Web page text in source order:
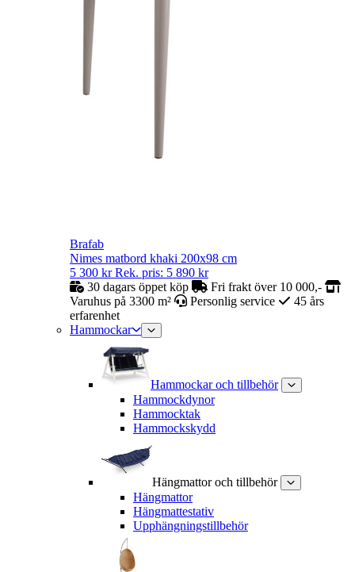
Brafab
Nimes matbord khaki 200x98 cm
5 300 kr Rek. pris: 5 890 kr
30 dagars öppet köp
Fri frakt över 10 000,-
Varuhus på 3300 m²
Personlig service
45 års
erfarenhet
Hammockar
Hammockar och tillbehör
Hammockdynor
Hammocktak
Hammockskydd
Hängmattor och tillbehör
Hängmattor
Hängmattestativ
Upphängningstillbehör